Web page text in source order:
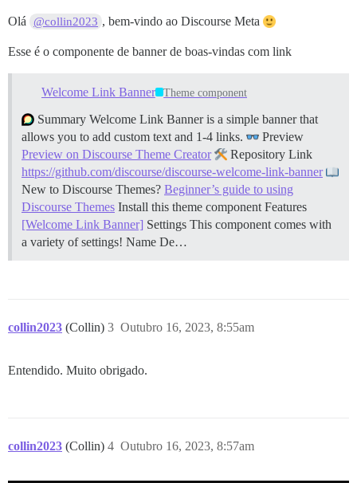
Olá @collin2023 , bem-vindo ao Discourse Meta
Esse é o componente de banner de boas-vindas com link
Welcome Link Banner Theme component
Summary Welcome Link Banner is a simple banner that
allows you to add custom text and 1-4 links.
Preview
Preview on Discourse Theme Creator
Repository Link
https://github.com/discourse/discourse-welcome-link-banner
New to Discourse Themes? Beginner’s guide to using
Discourse Themes Install this theme component Features
[Welcome Link Banner] Settings This component comes with
a variety of settings! Name De…
collin2023 (Collin) Outubro 16, 2023, 8:55am
3
Entendido. Muito obrigado.
collin2023 (Collin) Outubro 16, 2023, 8:57am
4